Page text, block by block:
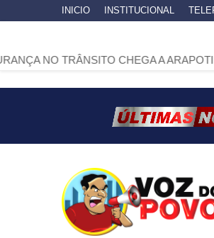
INICIO INSTITUCIONAL
CHEGA A ARAPOTI. >>